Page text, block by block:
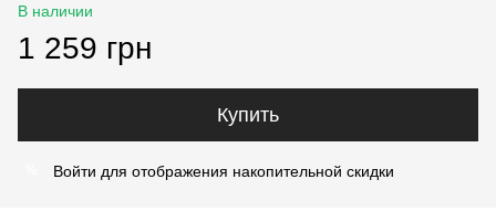
В наличии
1 259 грн
Купить
Войти для отображения накопительной скидки